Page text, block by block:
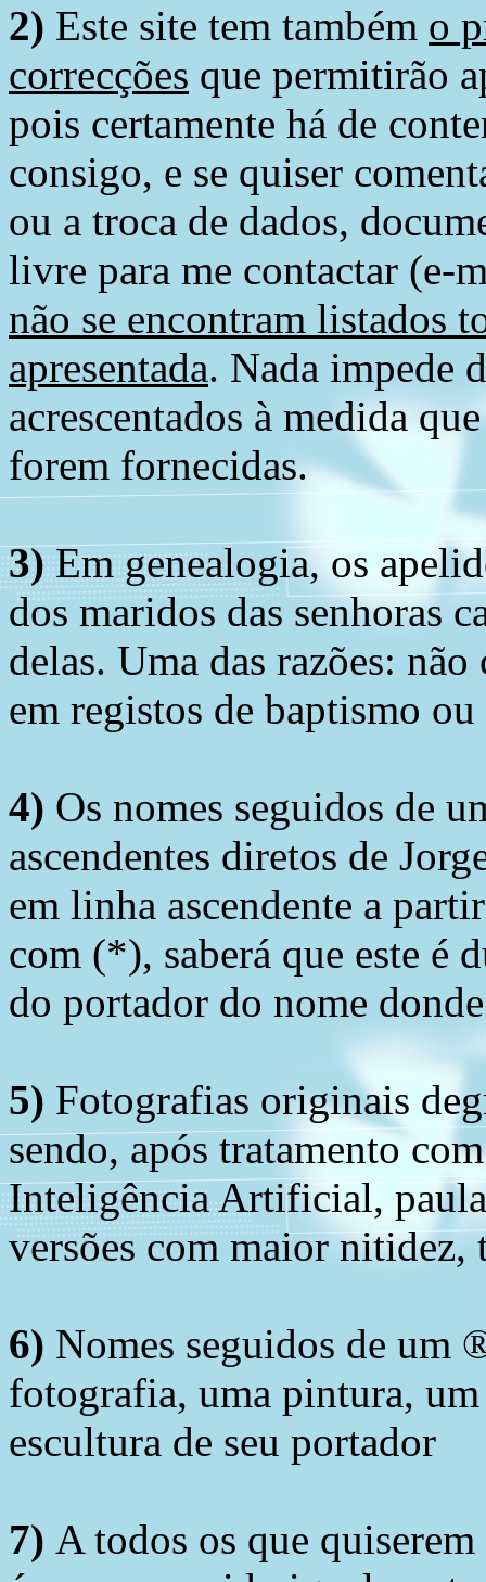
2) Este site tem também o
correcções que permitirão
pois certamente há de
consigo, e se quiser
ou a troca de dados,
livre para me contactar (e-
não se encontram listados
apresentada. Nada impede
acrescentados à medida
forem fornecidas.
3) Em genealogia, os
dos maridos das senhoras
delas. Uma das razões:
em registos de baptismo
4) Os nomes seguidos de
ascendentes diretos de
em linha ascendente a
com (*), saberá que este é
do portador do nome
5) Fotografias originais
sendo, após tratamento
Inteligência Artificial,
versões com maior nitidez,
6) Nomes seguidos de um
fotografia, uma pintura,
escultura de seu portador
7) A todos os que